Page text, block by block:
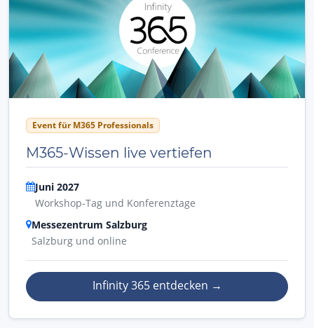
Event für M365 Professionals
M365-Wissen live vertiefen
Juni 2027
Workshop-Tag und Konferenztage
Messezentrum Salzburg
Salzburg und online
Infinity 365 entdecken →